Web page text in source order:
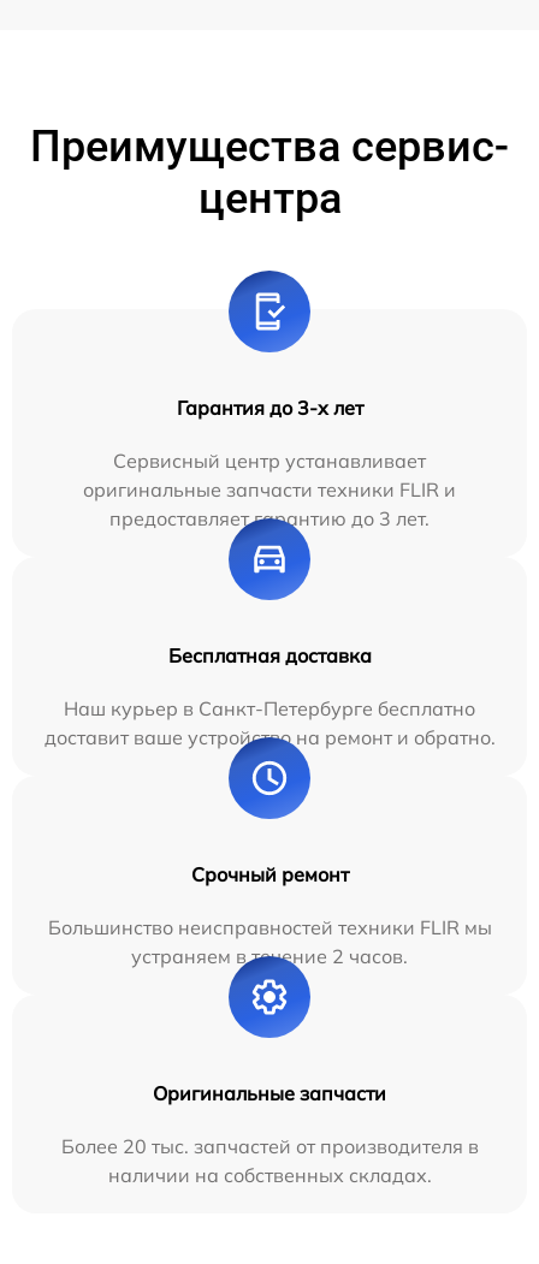
Преимущества сервис-
центра
Гарантия до 3-х лет
Сервисный центр устанавливает
оригинальные запчасти техники FLIR и
предоставляет гарантию до 3 лет.
Бесплатная доставка
Наш курьер в Санкт-Петербурге бесплатно
доставит ваше устройство на ремонт и обратно.
Срочный ремонт
Большинство неисправностей техники FLIR мы
устраняем в течение 2 часов.
Оригинальные запчасти
Более 20 тыс. запчастей от производителя в
наличии на собственных складах.